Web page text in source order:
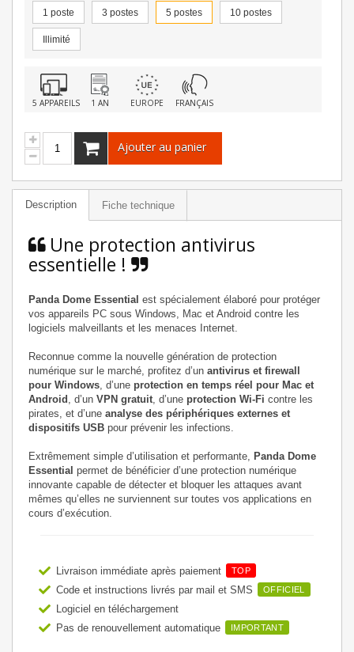
1 poste 3 postes 5 postes 10 postes
Illimité
5 APPAREILS 1 AN EUROPE FRANÇAIS
Ajouter au panier
Description Fiche technique
Une protection antivirus
essentielle !
Panda Dome Essential est spécialement élaboré pour protéger
vos appareils PC sous Windows, Mac et Android contre les
logiciels malveillants et les menaces Internet.
Reconnue comme la nouvelle génération de protection
numérique sur le marché, profitez d’un antivirus et firewall
pour Windows, d’une protection en temps réel pour Mac et
Android , d’un VPN gratuit, d’une protection Wi-Fi contre les
pirates, et d’une analyse des périphériques externes et
dispositifs USB pour prévenir les infections.
Extrêmement simple d’utilisation et performante, Panda Dome
Essential permet de bénéficier d’une protection numérique
innovante capable de détecter et bloquer les attaques avant
mêmes qu’elles ne surviennent sur toutes vos applications en
cours d’exécution.
Livraison immédiate après paiement TOP
Code et instructions livrés par mail et SMS OFFICIEL
Logiciel en téléchargement
Pas de renouvellement automatique
IMPORTANT